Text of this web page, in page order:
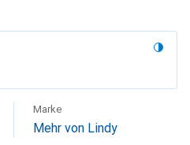
Marke
Mehr von Lindy